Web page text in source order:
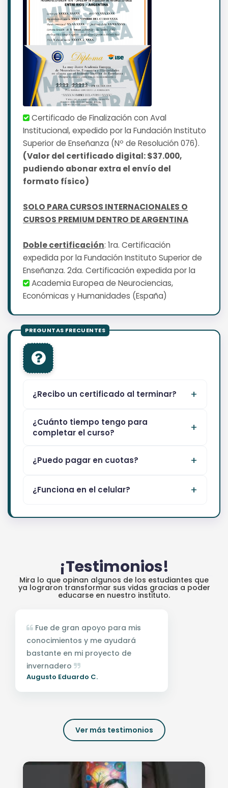
Certificado de Finalización con Aval
Institucional, expedido por la Fundación Instituto
Superior de Enseñanza (Nº de Resolución 076).
(Valor del certificado digital: $37.000,
pudiendo abonar extra el envío del
formato físico)
SOLO PARA CURSOS INTERNACIONALES O
CURSOS PREMIUM DENTRO DE ARGENTINA
Doble certificación: 1ra. Certificación
expedida por la Fundación Instituto Superior de
Enseñanza. 2da. Certificación expedida por la
Academia Europea de Neurociencias,
Económicas y Humanidades (España)
¿Recibo un certificado al terminar?
¿Cuánto tiempo tengo para
completar el curso?
¿Puedo pagar en cuotas?
¿Funciona en el celular?
¡Testimonios!
Mira lo que opinan algunos de los estudiantes que
ya lograron transformar sus vidas gracias a poder
educarse en nuestro instituto.
Fue de gran apoyo para mis
conocimientos y me ayudará
bastante en mi proyecto de
invernadero
Augusto Eduardo C.
Ver más testimonios